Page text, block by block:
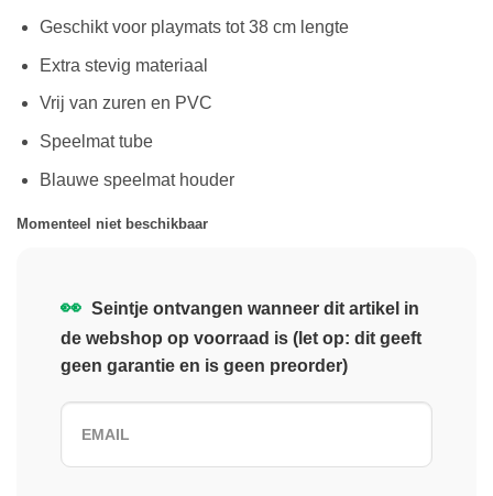
Geschikt voor playmats tot 38 cm lengte
Extra stevig materiaal
Vrij van zuren en PVC
Speelmat tube
Blauwe speelmat houder
Momenteel niet beschikbaar
👀 Seintje ontvangen wanneer dit artikel in
de webshop op voorraad is (let op: dit geeft
geen garantie en is geen preorder)